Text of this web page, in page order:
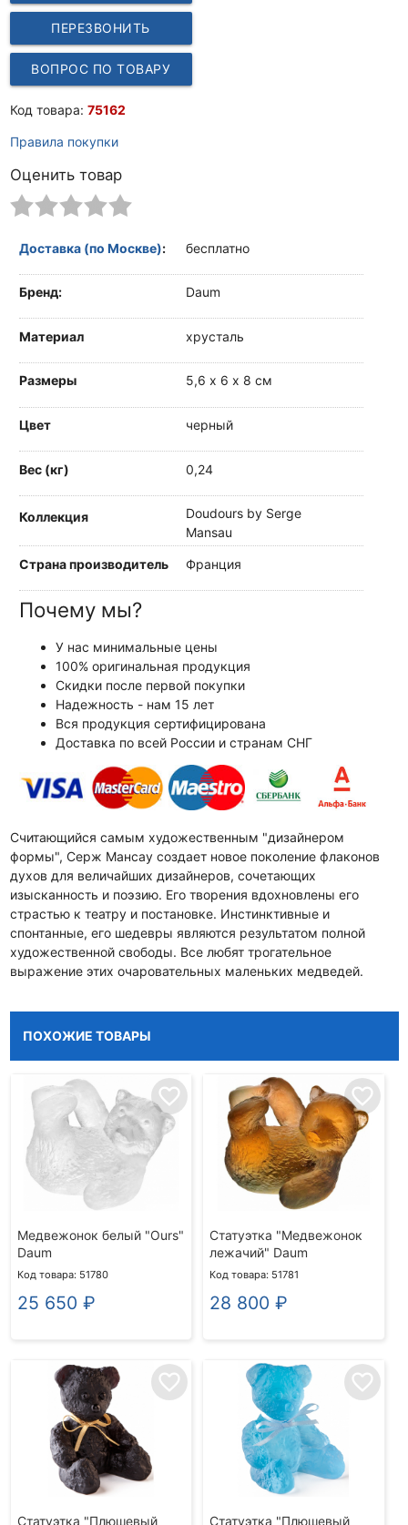
КЛИК
ПЕРЕЗВОНИТЬ
ВОПРОС ПО ТОВАРУ
Код товара: 75162
Правила покупки
Оценить товар
Доставка (по Москве): бесплатно
Бренд: Daum
Материал хрусталь
Размеры 5,6 х 6 х 8 см
Цвет черный
Вес (кг) 0,24
Коллекция
Doudours by Serge
Mansau
Страна производитель Франция
Почему мы?
У нас минимальные цены
100% оригинальная продукция
Скидки после первой покупки
Надежность - нам 15 лет
Вся продукция сертифицирована
Доставка по всей России и странам СНГ
Считающийся самым художественным "дизайнером
формы", Серж Мансау создает новое поколение флаконов
духов для величайших дизайнеров, сочетающих
изысканность и поэзию. Его творения вдохновлены его
страстью к театру и постановке. Инстинктивные и
спонтанные, его шедевры являются результатом полной
художественной свободы. Все любят трогательное
выражение этих очаровательных маленьких медведей.
ПОХОЖИЕ ТОВАРЫ
favorite_border
Медвежонок белый "Ours"
Daum
Код товара: 51780
25 650 ₽
favorite_border
Статуэтка "Медвежонок
лежачий" Daum
Код товара: 51781
28 800 ₽
favorite_border
Статуэтка "Плюшевый
favorite_border
Статуэтка "Плюшевый